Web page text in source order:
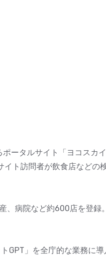
ータルサイト「ヨコス
ト訪問者が飲食店など
、病院など約600店を登
GPT」を全庁的な業務に